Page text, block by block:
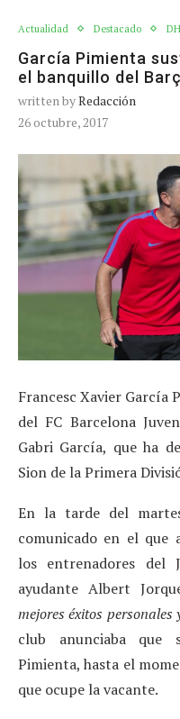
Actualidad Destacado
García Pimienta
el banquillo del
written byRedacción
26 octubre, 2017
Francesc Xavier García
del FC Barcelona
Gabri García, que ha
Sion de la Primera
En la tarde del
comunicado en el que
los entrenadores del
ayudante Albert
mejores éxitos
club anunciaba que
Pimienta, hasta el
que ocupe la vacante.